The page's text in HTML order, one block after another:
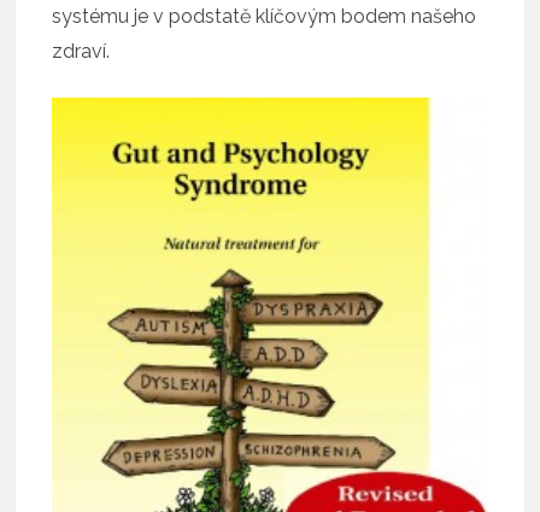
systému je v podstatě klíčovým bodem našeho
zdraví.